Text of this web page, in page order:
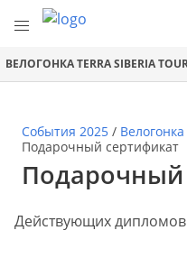
ВЕЛОГОНКА TERRA SIBERIA
События 2025 /
Подарочный сертификат
Подарочный
Действующих дипломов